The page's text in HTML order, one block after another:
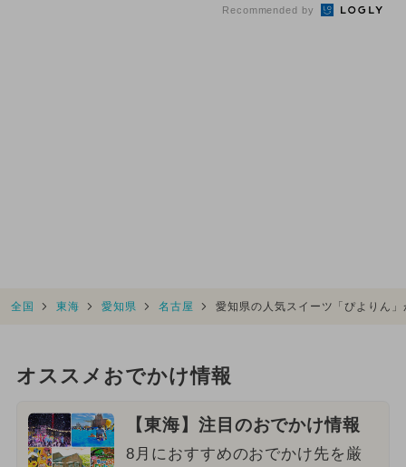
Recommended by
全国 東海 愛知県 名古屋 愛知県の人気スイーツ「ぴよりん
オススメおでかけ情報
【東海】注目のおでかけ情報
8月におすすめのおでかけ先を厳